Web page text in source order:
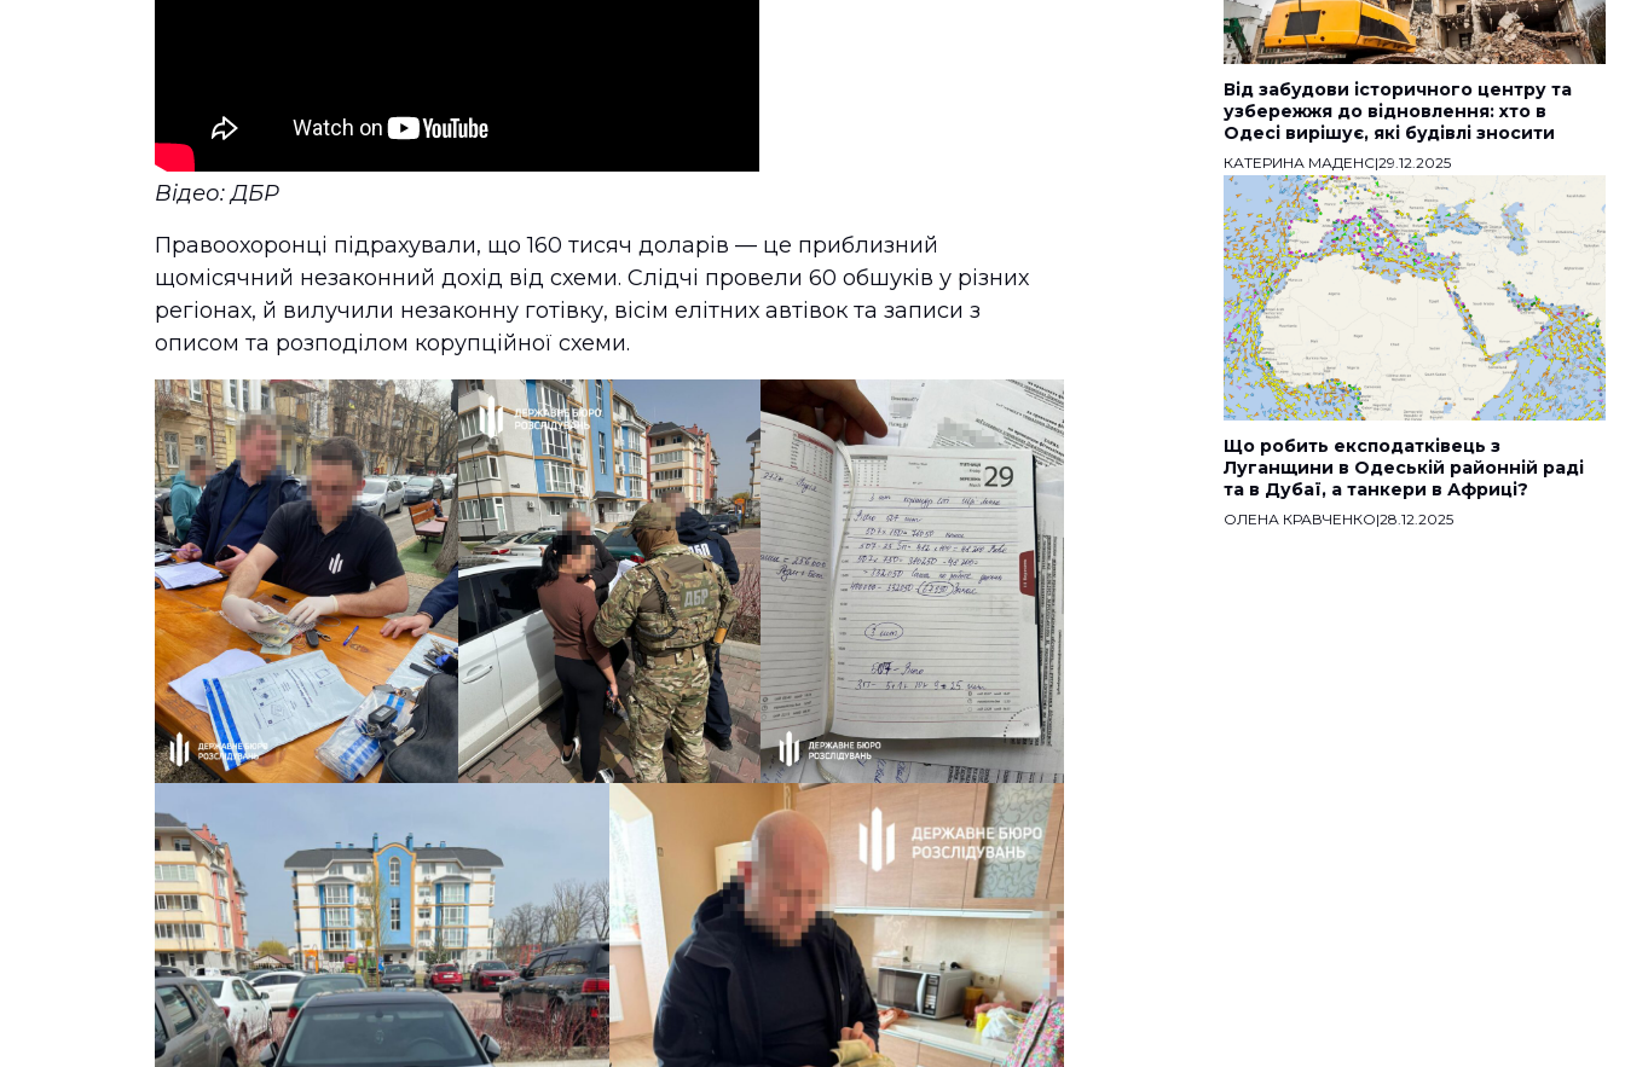
Відео: ДБР
Правоохоронці підрахували, що 160 тисяч доларів — це приблизний
щомісячний незаконний дохід від схеми. Слідчі провели 60 обшуків у різних
регіонах, й вилучили незаконну готівку, вісім елітних автівок та записи з
описом та розподілом корупційної схеми.
Від забудови історичного центру та
узбережжя до відновлення: хто в
Одесі вирішує, які будівлі зносити
КАТЕРИНА МАДЕНС|29.12.2025
Що робить експодатківець з
Луганщини в Одеській районній раді
та в Дубаї, а танкери в Африці?
ОЛЕНА КРАВЧЕНКО|28.12.2025